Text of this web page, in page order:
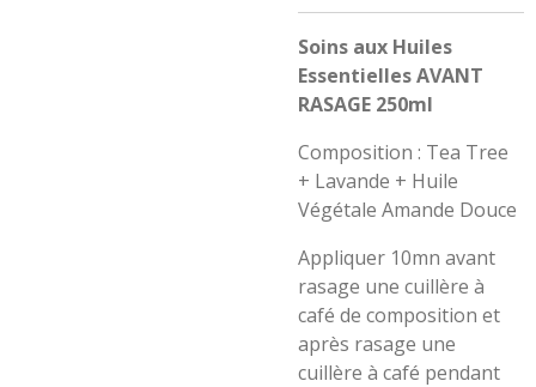
Soins aux Huiles
Essentielles AVANT
RASAGE 250ml
Composition : Tea Tree
+ Lavande + Huile
Végétale Amande Douce
Appliquer 10mn avant
rasage une cuillère à
café de composition et
après rasage une
cuillère à café pendant